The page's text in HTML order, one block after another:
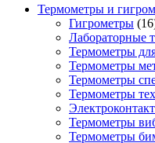
Термометры и
Гигрометры 16
Лабораторные
Термометры
Термометры
Термометры
Термометры
Термометры
Термометры